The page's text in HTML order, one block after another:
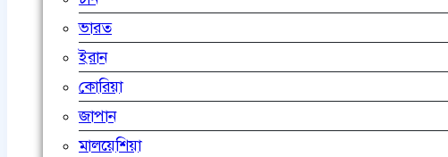
ভারত
ইরান
কোরিয়া
জাপান
মালয়েশিয়া